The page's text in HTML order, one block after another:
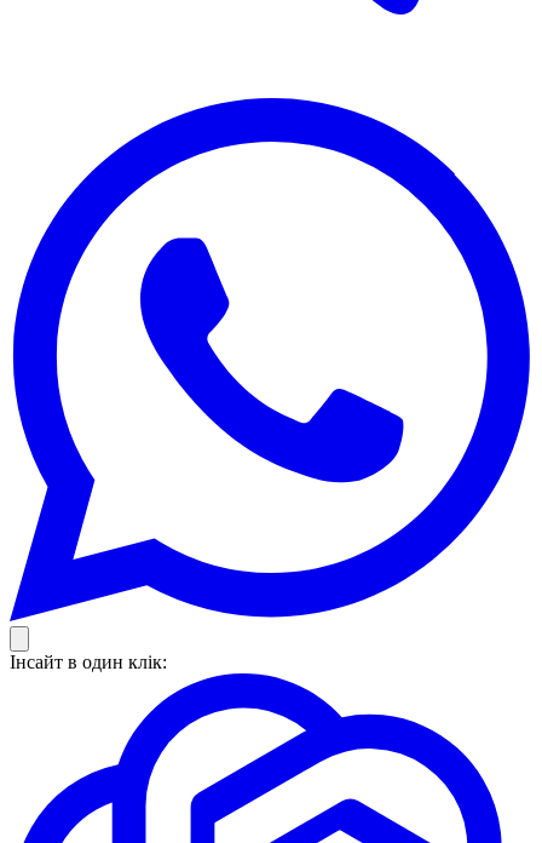
Інсайт в один клік: